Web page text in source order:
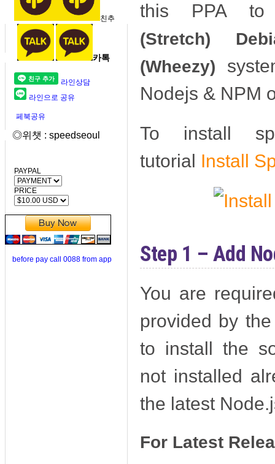
친추
카톡
라인상담
라인으로 공유
페북공유
◎위챗 : speedseoul
PAYPAL
PRICE
before pay call 0088 from app
this PPA
(Stretch)
(Wheezy)
Nodejs & NPM
To install
tutorial Install
Step 1 – Add
You are
provided by
to install the
not installed
the latest
For Latest